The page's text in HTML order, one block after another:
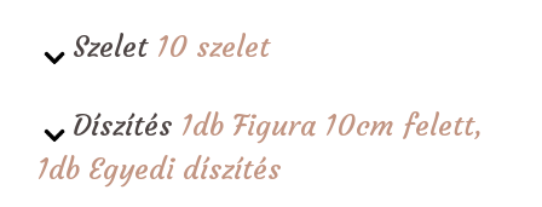
Szelet 10 szelet
Díszítés 1db Figura 10cm felett,
1db Egyedi díszítés